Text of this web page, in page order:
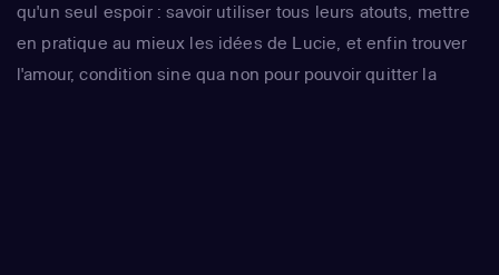
qu'un seul espoir : savoir utiliser tous leurs atouts, mettre
en pratique au mieux les idées de Lucie, et enfin trouver
l'amour, condition sine qua non pour pouvoir quitter la